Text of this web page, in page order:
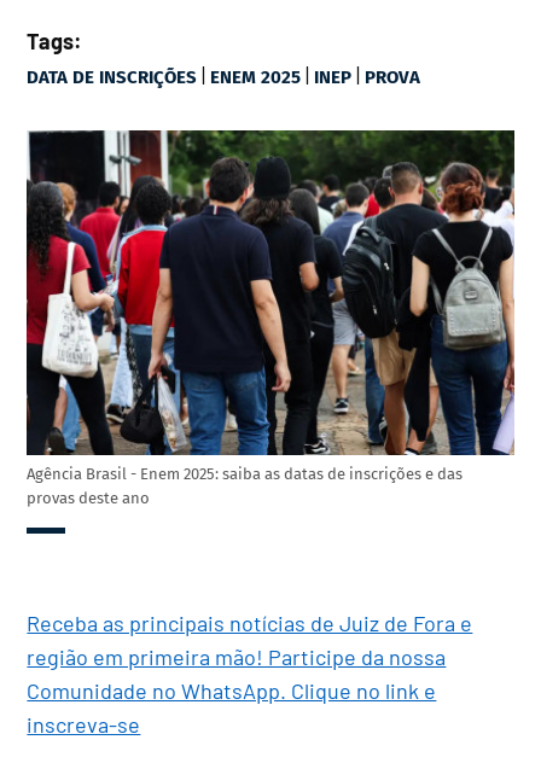
Tags:
DATA DE INSCRIÇÕES | ENEM 2025 | INEP | PROVA
Agência Brasil - Enem 2025: saiba as datas de inscrições e das
provas deste ano
Receba as principais notícias de Juiz de Fora e
região em primeira mão! Participe da nossa
Comunidade no WhatsApp. Clique no link e
inscreva-se